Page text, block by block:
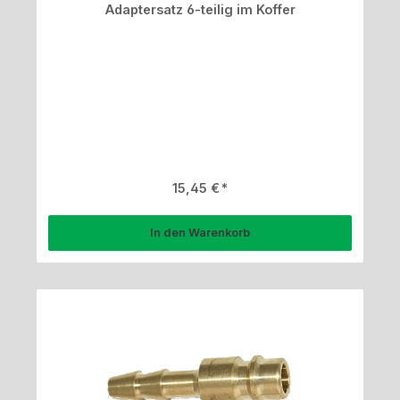
Adaptersatz 6-teilig im Koffer
Regulärer Preis:
15,45 €
In den Warenkorb